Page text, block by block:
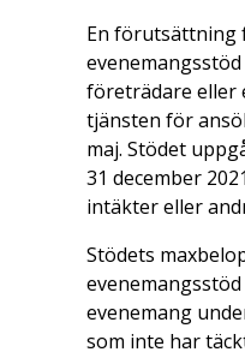
En förutsättning
företrädare eller
tjänsten för
maj. Stödet
31 december
intäkter eller
Stödets
evenemang
som inte har